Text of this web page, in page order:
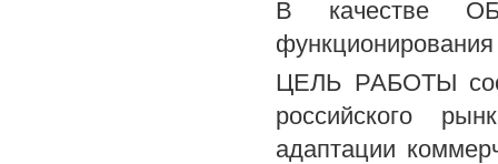
В качестве
ЦЕЛЬ РАБОТЫ
российского
адаптации